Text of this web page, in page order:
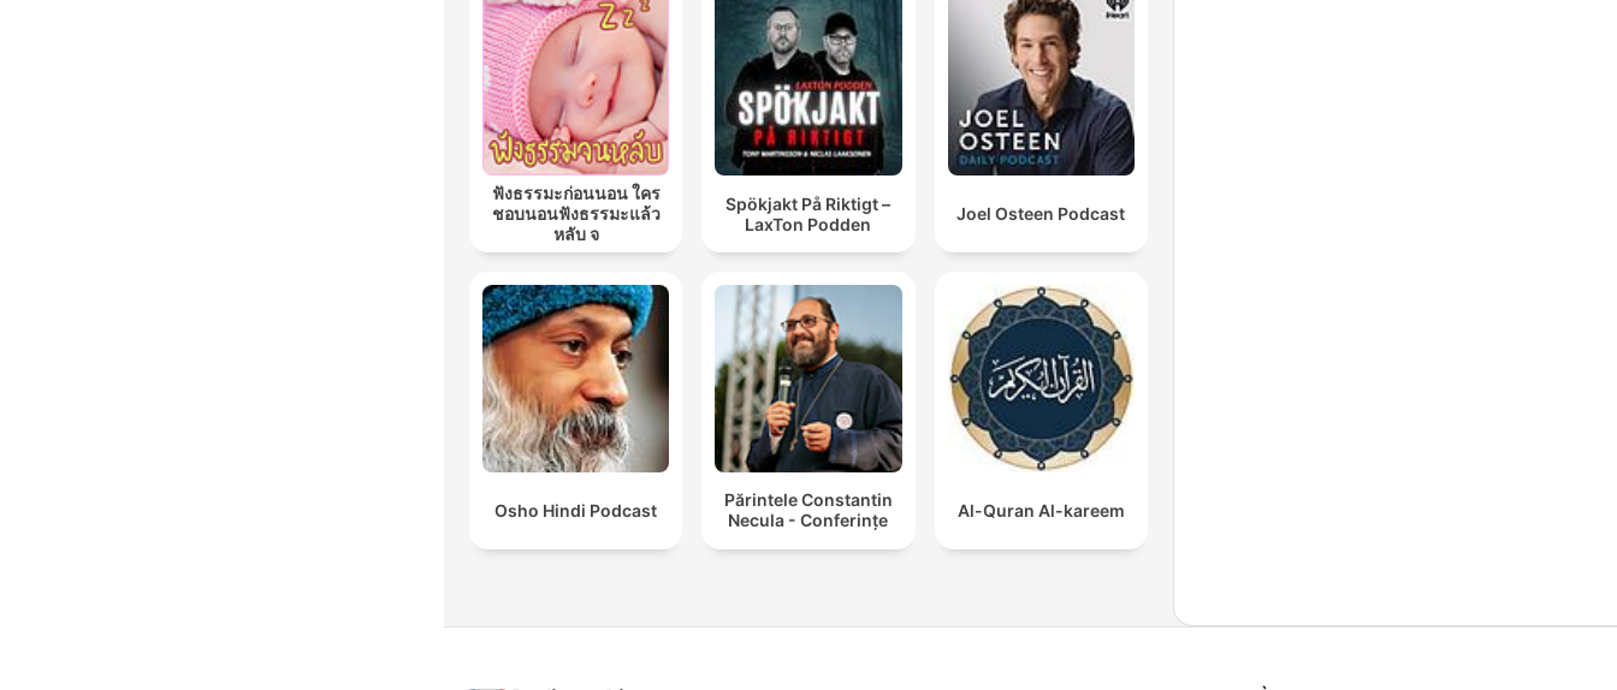
ฟังธรรมะก่อนนอน ใคร
ชอบนอนฟังธรรมะแล้ว
หลับ จ
Spökjakt På Riktigt –
LaxTon Podden
Joel Osteen Podcast
Osho Hindi Podcast
Părintele Constantin
Necula - Conferințe
Al-Quran Al-kareem